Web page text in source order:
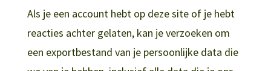
Als je een account hebt op deze site of je hebt
reacties achter gelaten, kan je verzoeken om
een exportbestand van je persoonlijke data die